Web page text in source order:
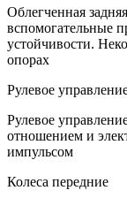
Облегченная
вспомогательные
устойчивости.
опорах
Рулевое
Рулевое
отношением и
импульсом
Колеса передние